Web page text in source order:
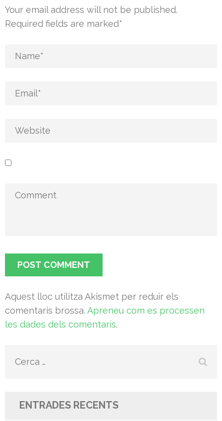
Your email address will not be published.
Required fields are marked*
Aquest lloc utilitza Akismet per reduir els
comentaris brossa. Apreneu com es processen
les dades dels comentaris.
Cerca:
ENTRADES RECENTS